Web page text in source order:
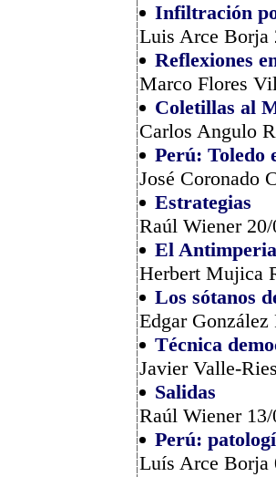
Infiltración
Luis Arce Borja
Reflexiones
Marco Flores
Coletillas al
Carlos Angulo
Perú: Toledo
José Coronado
Estrategias
Raúl Wiener
El
Herbert Mujica
Los sótanos
Edgar
Técnica
Javier Valle-
Salidas
Raúl Wiener
Perú:
Luís Arce Borja